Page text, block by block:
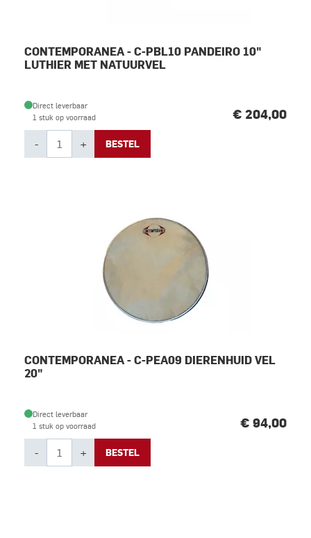
CONTEMPORANEA - C-PBL10 PANDEIRO 10"
LUTHIER MET NATUURVEL
Direct leverbaar
1 stuk op voorraad
€ 204,00
- + BESTEL
CONTEMPORANEA - C-PEA09 DIERENHUID VEL
20"
Direct leverbaar
1 stuk op voorraad
€ 94,00
- + BESTEL